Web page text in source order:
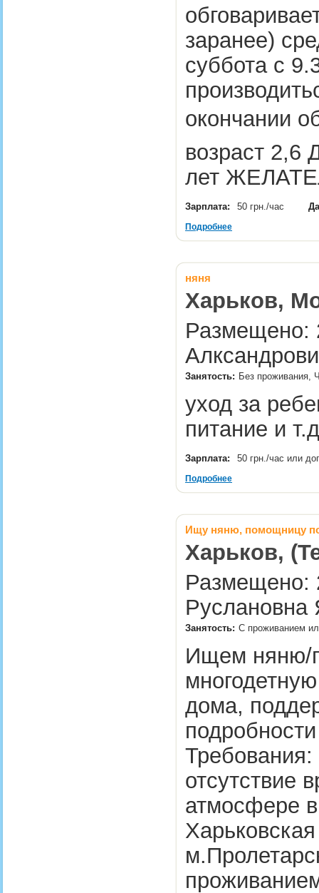
заранее)
суббота с
окончании
возраст 2,6
лет
Зарплата: 50 грн./час
Подробнее
няня
Харьков,
Размещено:
Занятость: Без проживания,
уход за
питание и
Зарплата: 50 грн./час или
Подробнее
Ищу няню, помощницу
Харьков,
Размещено:
Руслановна
Занятость: С проживанием
Ищем няню/
дома,
Требования:
отсутствие
атмосфере